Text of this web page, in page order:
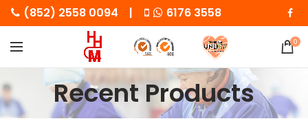
(852) 2558 0094 | 6176 3558
0
Recent Products